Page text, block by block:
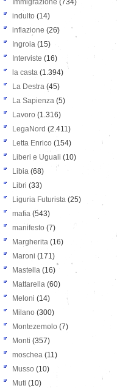
Immigrazione (734)
indulto (14)
inflazione (26)
Ingroia (15)
Interviste (16)
la casta (1.394)
La Destra (45)
La Sapienza (5)
Lavoro (1.316)
LegaNord (2.411)
Letta Enrico (154)
Liberi e Uguali (10)
Libia (68)
Libri (33)
Liguria Futurista (25)
mafia (543)
manifesto (7)
Margherita (16)
Maroni (171)
Mastella (16)
Mattarella (60)
Meloni (14)
Milano (300)
Montezemolo (7)
Monti (357)
moschea (11)
Musso (10)
Muti (10)